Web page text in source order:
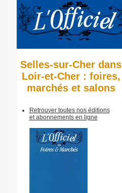
Selles-sur-Cher dans
Loir-et-Cher : foires,
marchés et salons
Retrouver toutes nos éditions
et abonnements en ligne